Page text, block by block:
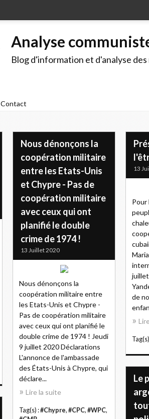
Analyse
Blog d'information et d'analyse
Contact
Nous dénonçons la
coopération militaire
entre les Etats-Unis
et Chypre - Pas de
coopération militaire
avec ceux qui ont
planifié le double
crime de 1974 !
13 Juillet 2020
Nous dénonçons la
coopération militaire entre
les Etats-Unis et Chypre -
Pas de coopération militaire
avec ceux qui ont planifié le
double crime de 1974 ! Jeudi
9 juillet 2020 Déclarations
L'annonce de l'ambassade
des États-Unis à Chypre, qui
déclare...
Lire la suite
Tag(s) :#Chypre, #CPC, #WPC,
13
Pour
de
Le